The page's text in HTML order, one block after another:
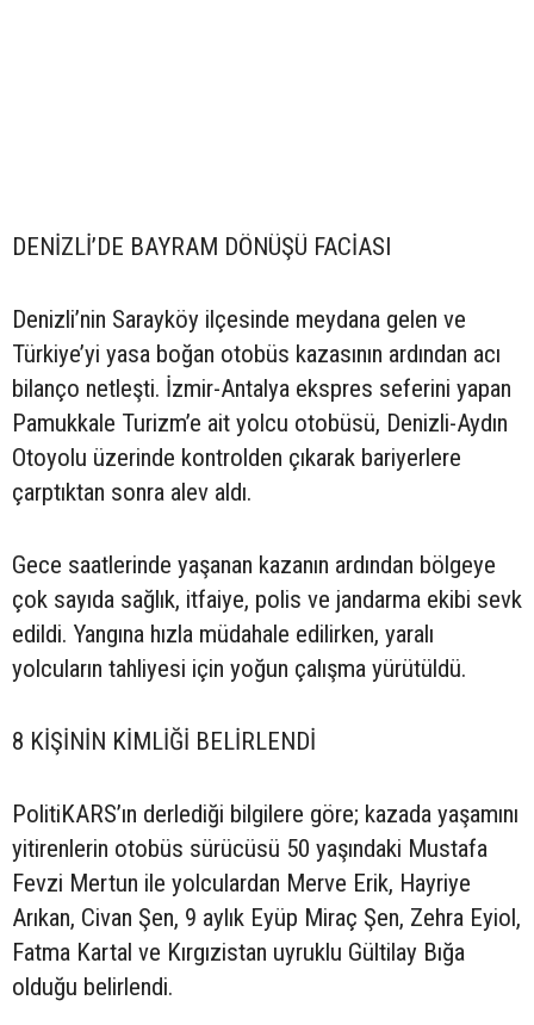
DENİZLİ’DE BAYRAM DÖNÜŞÜ FACİASI
Denizli’nin Sarayköy ilçesinde meydana gelen ve
Türkiye’yi yasa boğan otobüs kazasının ardından acı
bilanço netleşti. İzmir-Antalya ekspres seferini yapan
Pamukkale Turizm’e ait yolcu otobüsü, Denizli-Aydın
Otoyolu üzerinde kontrolden çıkarak bariyerlere
çarptıktan sonra alev aldı.
Gece saatlerinde yaşanan kazanın ardından bölgeye
çok sayıda sağlık, itfaiye, polis ve jandarma ekibi sevk
edildi. Yangına hızla müdahale edilirken, yaralı
yolcuların tahliyesi için yoğun çalışma yürütüldü.
8 KİŞİNİN KİMLİĞİ BELİRLENDİ
PolitiKARS’ın derlediği bilgilere göre; kazada yaşamını
yitirenlerin otobüs sürücüsü 50 yaşındaki Mustafa
Fevzi Mertun ile yolculardan Merve Erik, Hayriye
Arıkan, Civan Şen, 9 aylık Eyüp Miraç Şen, Zehra Eyiol,
Fatma Kartal ve Kırgızistan uyruklu Gültilay Bığa
olduğu belirlendi.